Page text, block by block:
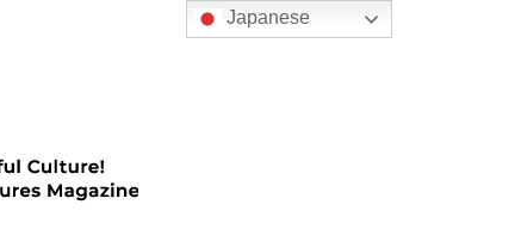
Japanese